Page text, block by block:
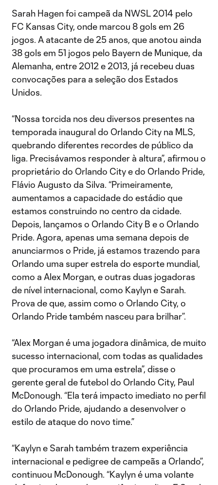
Sarah Hagen foi campeã da NWSL 2014 pelo
FC Kansas City, onde marcou 8 gols em 26
jogos. A atacante de 25 anos, que anotou ainda
38 gols em 51 jogos pelo Bayern de Munique, da
Alemanha, entre 2012 e 2013, já recebeu duas
convocações para a seleção dos Estados
Unidos.
“Nossa torcida nos deu diversos presentes na
temporada inaugural do Orlando City na MLS,
quebrando diferentes recordes de público da
liga. Precisávamos responder à altura”, afirmou o
proprietário do Orlando City e do Orlando Pride,
Flávio Augusto da Silva. “Primeiramente,
aumentamos a capacidade do estádio que
estamos construindo no centro da cidade.
Depois, lançamos o Orlando City B e o Orlando
Pride. Agora, apenas uma semana depois de
anunciarmos o Pride, já estamos trazendo para
Orlando uma super estrela do esporte mundial,
como a Alex Morgan, e outras duas jogadoras
de nível internacional, como Kaylyn e Sarah.
Prova de que, assim como o Orlando City, o
Orlando Pride também nasceu para brilhar”.
“Alex Morgan é uma jogadora dinâmica, de muito
sucesso internacional, com todas as qualidades
que procuramos em uma estrela”, disse o
gerente geral de futebol do Orlando City, Paul
McDonough. “Ela terá impacto imediato no perfil
do Orlando Pride, ajudando a desenvolver o
estilo de ataque do novo time.”
“Kaylyn e Sarah também trazem experiência
internacional e pedigree de campeãs a Orlando”,
continuou McDonough. “Kaylyn é uma volante